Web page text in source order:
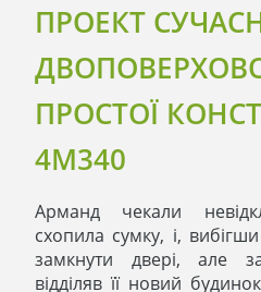
ПРОЕКТ
ПРОСТОЇ
4M340
Арманд чекали
схопила сумку, і,
замкнути двері, але
відділяв її новий